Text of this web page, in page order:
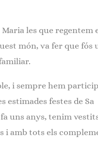
Maria les que regentem
món, va fer que fós
i sempre hem
estimades festes de Sa
uns anys, tenim
i amb tots els